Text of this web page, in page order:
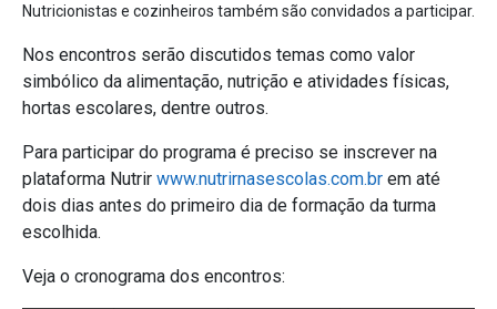
Nutricionistas e cozinheiros também são convidados a participar.
Nos encontros serão discutidos temas como valor
simbólico da alimentação, nutrição e atividades físicas,
hortas escolares, dentre outros.
Para participar do programa é preciso se inscrever na
plataforma Nutrir www.nutrirnasescolas.com.br em até
dois dias antes do primeiro dia de formação da turma
escolhida.
Veja o cronograma dos encontros: